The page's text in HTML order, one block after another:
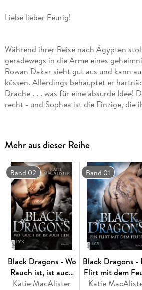
Liebe lieber Feurig!
Während ihrer Reise nach Ägypten
geradewegs in die Arme eines
Rowan Dakar sieht gut aus und kann
küssen. Allerdings behauptet er
Drache . . . was für eine absurde Idee!
recht - und Sophea ist die Einzige, die
Mehr aus dieser Reihe
Band 02
Black Dragons - Wo
Rauch ist, ist auch
Liebe
Katie MacAlister
Band 01
Black Dragons -
Flirt mit dem
Katie